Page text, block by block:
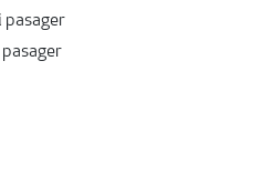
pasager